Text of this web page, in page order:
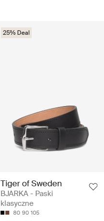
25% Deal
Tiger of Sweden
BJARKA - Paski
klasyczne
80 90 105